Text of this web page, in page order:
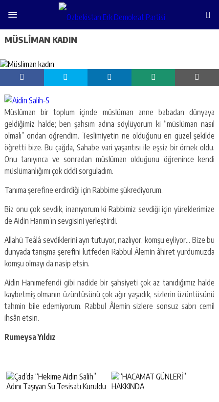
MÜSLIMAN KADIN
Müslüman bir toplum içinde müslüman anne babadan dünyaya
geldiğimiz halde; ben şahsım adına söylüyorum ki “müslüman nasıl
olmalı” ondan öğrendim. Teslimiyetin ne olduğunu en güzel şekilde
öğretti bize. Bu çağda, Sahabe vari yaşantısı ile eşsiz bir örnek oldu.
Onu tanıyınca ve sonradan müslüman olduğunu öğrenince kendi
müslümanlığımı çok ciddi sorguladım.
Tanıma şerefine erdirdiği için Rabbime şükrediyorum.
Biz onu çok sevdik, inanıyorum ki Rabbimiz sevdiği için yüreklerimize
de Aidin Hanım’ın sevgisini yerleştirdi.
Allahü Teâlâ sevdiklerini ayrı tutuyor, nazlıyor, komşu eyliyor… Bize bu
dünyada tanışma şerefini lutfeden Rabbul Âlemin âhiret yurdumuzda
komşu olmayı da nasip etsin.
Aidin Hanımefendi gibi nadide bir şahsiyeti çok az tanıdığımız halde
kaybetmiş olmanın üzüntüsünü çok ağır yaşadık, sizlerin üzüntüsünü
tahmin bile edemiyorum. Rabbul Âlemin sizlere sonsuz sabrı cemil
ihsân etsin.
Rumeysa Yıldız